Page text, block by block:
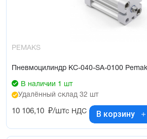
PEMAKS
Пневмоцилиндр KC-040-SA-0100
В наличии 1 шт
Удалённый склад 32 шт
10 106,10 ₽/штс НДС В корзину